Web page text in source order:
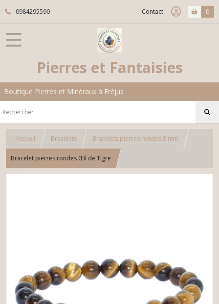
0984295590 Contact 0
Pierres et Fantaisies
Boutique Pierres et Minéraux à Fréjus
Accueil Bracelets Bracelets pierres rondes 8 mm
Bracelet pierres rondes Œil de Tigre